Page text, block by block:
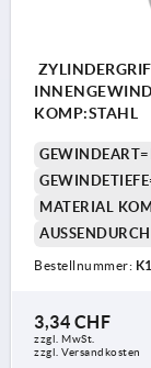
KOMP:STAHL
MATERIAL
Bestellnummer:
3,34 CHF
zzgl. MwSt.
zzgl. Versandkosten